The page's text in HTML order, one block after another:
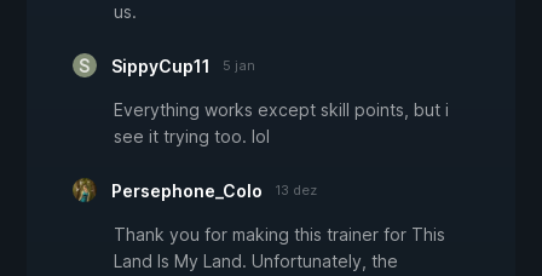
us.
SippyCup11 5 jan
Everything works except skill points, but i
see it trying too. lol
Persephone_Colo 13 dez
Thank you for making this trainer for This
Land Is My Land. Unfortunately, the